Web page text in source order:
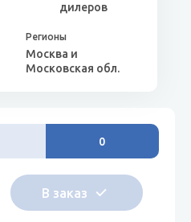
дилеров
Москва и
Московская обл.
0